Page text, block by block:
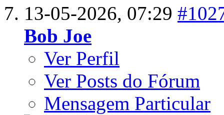
13-05-2026, 07:29
Bob Joe
Ver Perfil
Ver Posts do Fórum
Mensagem Particular